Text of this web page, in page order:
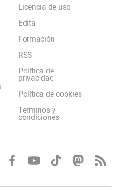
Licencia de uso
Edita
Formación
RSS
Política de
privacidad
Política de cookies
Terminos y
condiciones